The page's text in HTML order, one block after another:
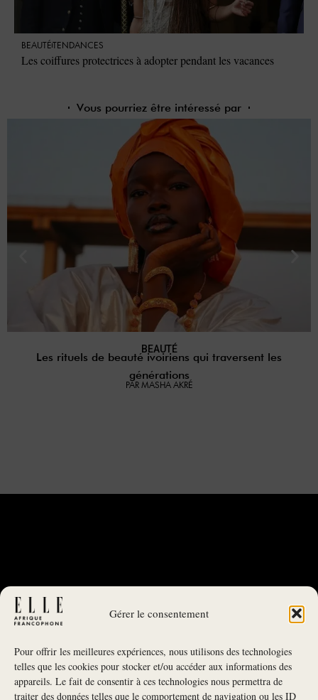
Gérer le consentement
Pour offrir les meilleures expériences, nous utilisons des technologies
telles que les cookies pour stocker et/ou accéder aux informations des
appareils. Le fait de consentir à ces technologies nous permettra de
traiter des données telles que le comportement de navigation ou les ID
BEAUTÉTENDANCES
Les coiffures protectrices à adopter pendant les vacances
Vous pourriez être intéressé par
BEAUTÉ
Les rituels de beauté ivoiriens qui traversent les
générations
PAR MASHA AKRÉ